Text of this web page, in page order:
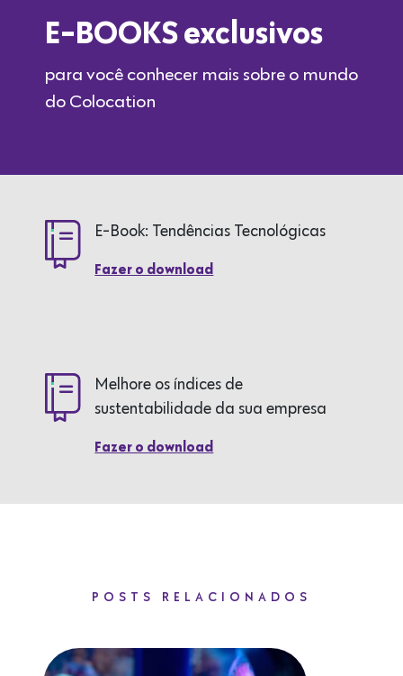
E-BOOKS exclusivos
para você conhecer mais sobre o mundo
do Colocation
E-Book: Tendências Tecnológicas
Fazer o download
Melhore os índices de
sustentabilidade da sua empresa
Fazer o download
POSTS RELACIONADOS